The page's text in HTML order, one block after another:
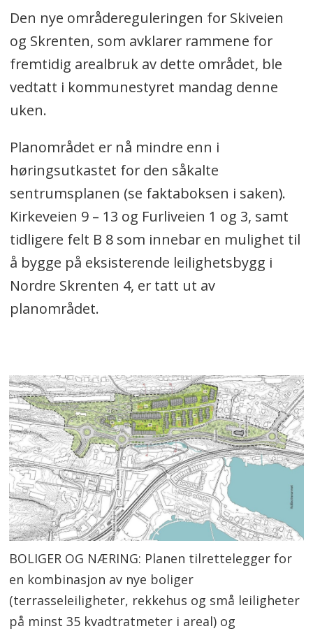
Den nye områdereguleringen for Skiveien
og Skrenten, som avklarer rammene for
fremtidig arealbruk av dette området, ble
vedtatt i kommunestyret mandag denne
uken.
Planområdet er nå mindre enn i
høringsutkastet for den såkalte
sentrumsplanen (se faktaboksen i saken).
Kirkeveien 9 – 13 og Furliveien 1 og 3, samt
tidligere felt B 8 som innebar en mulighet til
å bygge på eksisterende leilighetsbygg i
Nordre Skrenten 4, er tatt ut av
planområdet.
BOLIGER OG NÆRING: Planen tilrettelegger for
en kombinasjon av nye boliger
(terrasseleiligheter, rekkehus og små leiligheter
på minst 35 kvadtratmeter i areal) og